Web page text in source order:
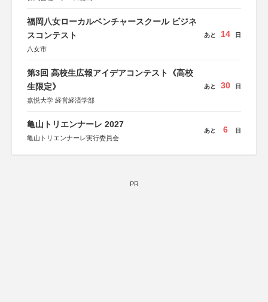
福岡八女ローカルベンチャースクール ビジネ
スコンテスト
八女市
あと 14 日
第3回 高校生広報アイデアコンテスト《高校
生限定》
嘉悦大学 経営経済学部
あと 30 日
亀山トリエンナーレ 2027
亀山トリエンナーレ実行委員会
あと 6 日
PR